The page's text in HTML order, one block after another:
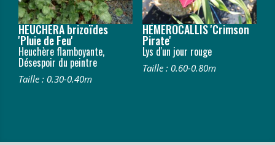
HEUCHERA brizoïdes
'Pluie de Feu'
Heuchère flamboyante,
Désespoir du peintre
Taille : 0.30-0.40m
HEMEROCALLIS 'Crimson
Pirate'
Lys d'un jour rouge
Taille : 0.60-0.80m